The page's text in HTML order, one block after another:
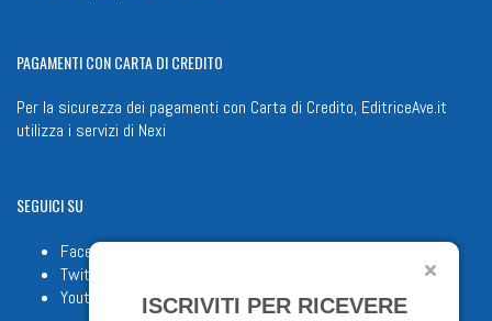
PAGAMENTICON CARTA DI CREDITO
Per la sicurezza dei pagamenti con Carta di Credito, EditriceAve.it
utilizza i servizi di Nexi
SEGUICISU
Facebook
Twitter
Youtube
ISCRIVITI PER RICEVERE